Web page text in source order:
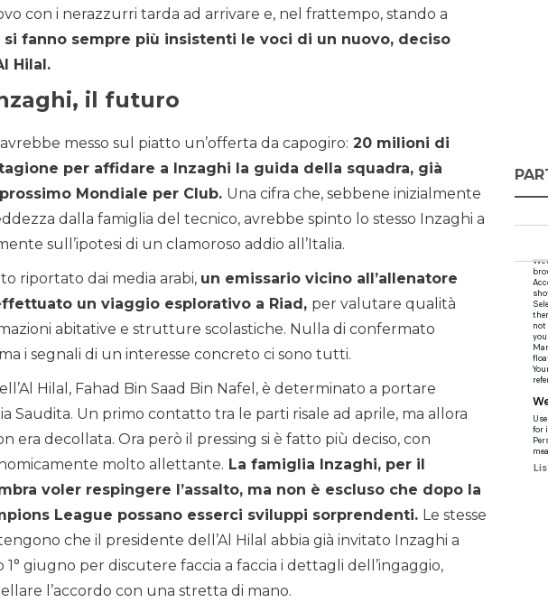
con i nerazzurri tarda ad arrivare e, nel frattempo, stando a
si fanno sempre più insistenti le voci di un nuovo, deciso
Hilal.
il futuro
messo sul piatto un’offerta da capogiro: 20 milioni di
per affidare a Inzaghi la guida della squadra, già
Mondiale per Club. Una cifra che, sebbene inizialmente
dalla famiglia del tecnico, avrebbe spinto lo stesso Inzaghi a
sull’ipotesi di un clamoroso addio all’Italia.
riportato dai media arabi, un emissario vicino all’allenatore
un viaggio esplorativo a Riad, per valutare qualità
abitative e strutture scolastiche. Nulla di confermato
i segnali di un interesse concreto ci sono tutti.
Hilal, Fahad Bin Saad Bin Nafel, è determinato a portare
Saudita. Un primo contatto tra le parti risale ad aprile, ma allora
era decollata. Ora però il pressing si è fatto più deciso, con
molto allettante. La famiglia Inzaghi, per il
voler respingere l’assalto, ma non è escluso che dopo la
League possano esserci sviluppi sorprendenti. Le stesse
che il presidente dell’Al Hilal abbia già invitato Inzaghi a
1° giugno per discutere faccia a faccia i dettagli dell’ingaggio,
l’accordo con una stretta di mano.